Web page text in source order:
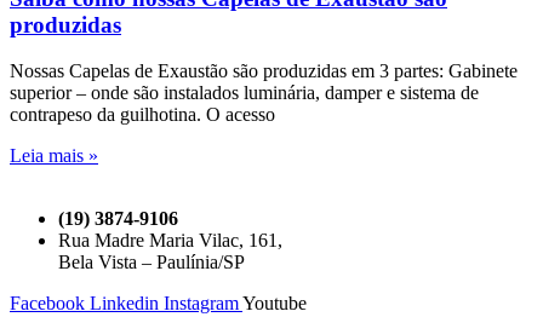
produzidas
Nossas Capelas de Exaustão são produzidas em 3 partes: Gabinete
superior – onde são instalados luminária, damper e sistema de
contrapeso da guilhotina. O acesso
Leia mais »
(19) 3874-9106
Rua Madre Maria Vilac, 161,
Bela Vista – Paulínia/SP
Facebook Linkedin InstagramYoutube